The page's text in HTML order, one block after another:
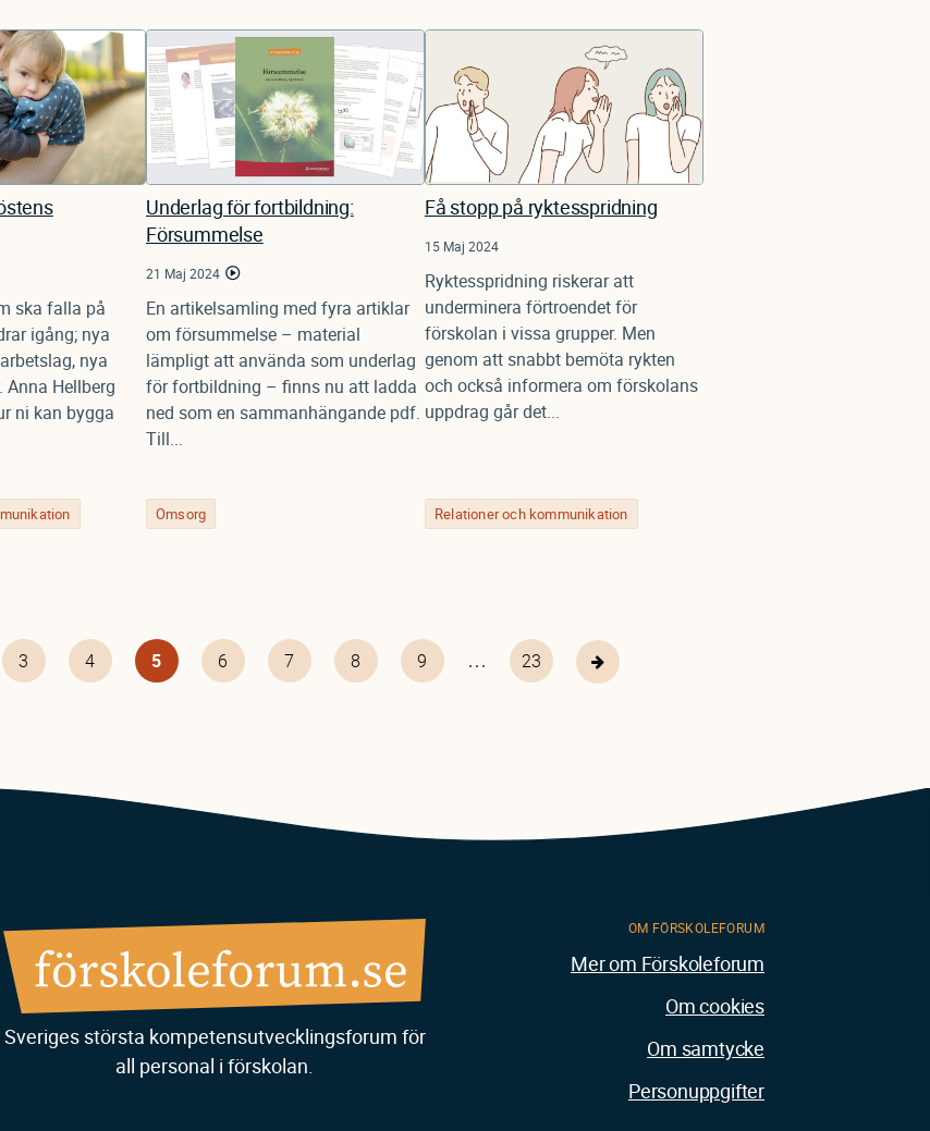
ska falla på
igång; nya
nya
Hellberg
ni kan bygga
Underlag för fortbildning:
Försummelse
21 Maj 2024
En artikelsamling med fyra artiklar
om försummelse – material
lämpligt att använda som underlag
för fortbildning – finns nu att ladda
ned som en sammanhängande pdf.
Till...
Omsorg
Få stopp på ryktesspridning
15 Maj 2024
Ryktesspridning riskerar att
underminera förtroendet för
förskolan i vissa grupper. Men
genom att snabbt bemöta rykten
och också informera om förskolans
uppdrag går det...
Relationer och kommunikation
Page
3 Page
4
Nuvarande
sida
5 Page
6 Page
7 Page
8 Page
9 … 23
23
Nästa
sida
Sveriges största kompetensutvecklingsforum för
all personal i förskolan.
OM FÖRSKOLEFORUM
Mer om Förskoleforum
Om cookies
Om samtycke
Personuppgifter